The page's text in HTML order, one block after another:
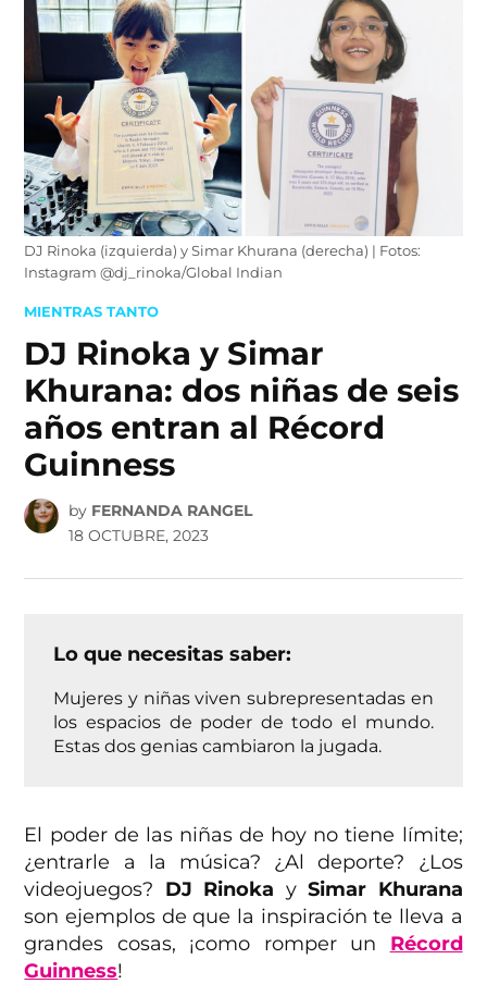
content
DJ Rinoka (izquierda) y Simar Khurana (derecha) | Fotos:
Instagram @dj_rinoka/Global Indian
POSTED
MIENTRAS TANTO
DJ Rinoka y Simar
Khurana: dos niñas de seis
años entran al Récord
Guinness
by FERNANDA RANGEL
18 OCTUBRE, 2023
Lo que necesitas saber:
Mujeres y niñas viven subrepresentadas en
los espacios de poder de todo el mundo.
Estas dos genias cambiaron la jugada.
El poder de las niñas de hoy no tiene límite;
¿entrarle a la música? ¿Al deporte? ¿Los
videojuegos? DJ Rinoka ySimar Khurana
son ejemplos de que la inspiración te lleva a
grandes cosas, ¡como romper un Récord
Guinness!